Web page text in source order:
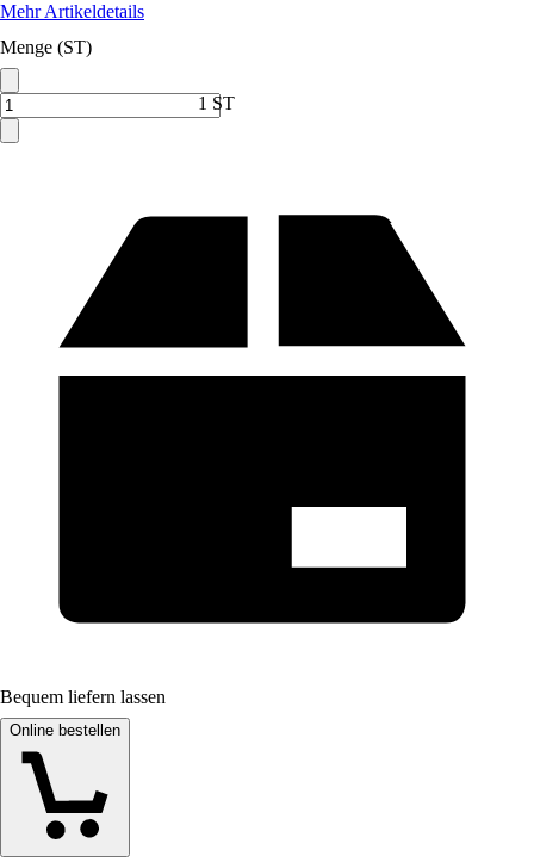
Mehr Artikeldetails
Menge (ST)
1 ST
Bequem liefern lassen
Online bestellen